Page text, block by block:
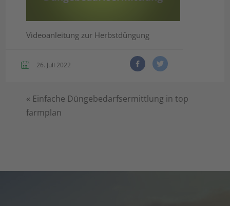
Videoanleitung zur Herbstdüngung
26. Juli 2022
« Einfache Düngebedarfsermittlung in top
farmplan